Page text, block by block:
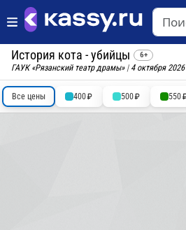
История кота - убийцы 6+
ГАУК «Рязанский театр драмы»| 4 октября 2026
Все цены 400 500 550